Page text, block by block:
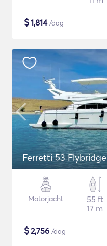
$1,814/dag
Ferretti 53 Flybridge
Motorjacht
55 ft
17 m
$2,756 /dag